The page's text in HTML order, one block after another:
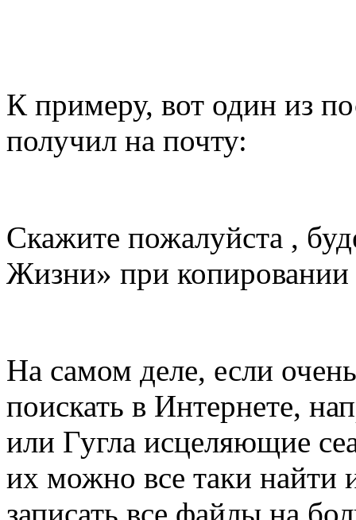
К примеру, вот один из
получил на почту:
Скажите пожалуйста ,
Жизни» при копировании
На самом деле, если
поискать в Интернете,
или Гугла исцеляющие
их можно все таки найти
записать все файлы на